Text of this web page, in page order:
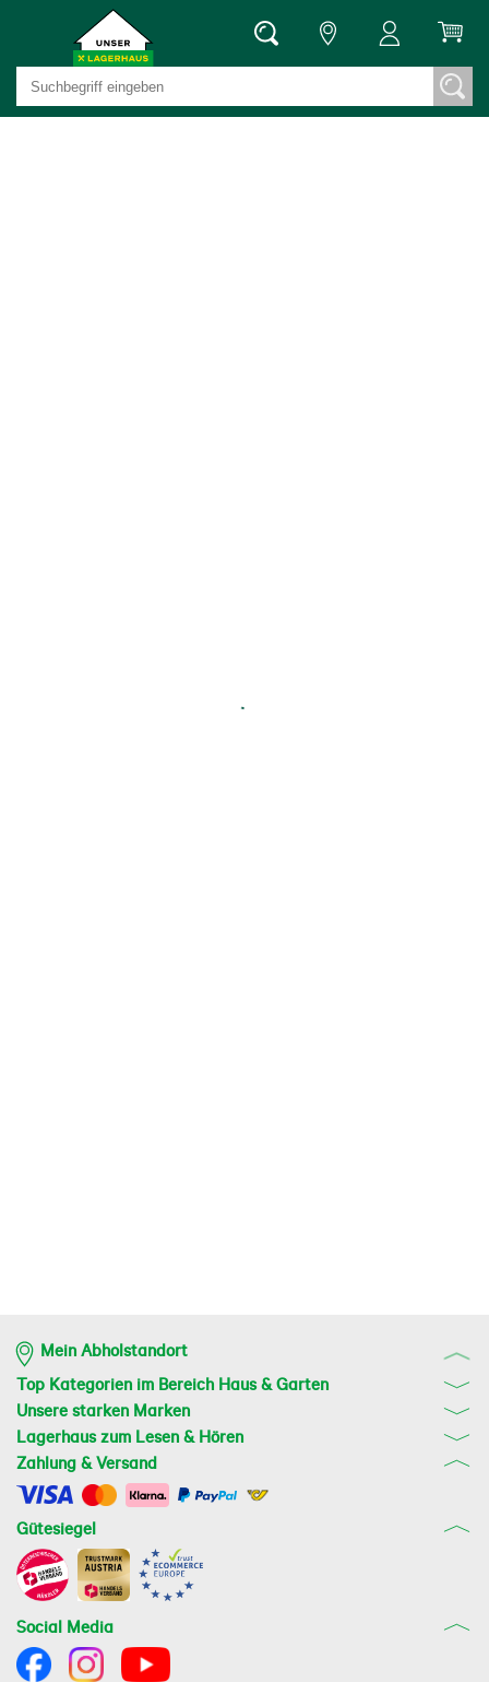
Mein Abholstandort
Top Kategorien im Bereich Haus & Garten
Unsere starken Marken
Lagerhaus zum Lesen & Hören
Zahlung & Versand
Gütesiegel
Social Media